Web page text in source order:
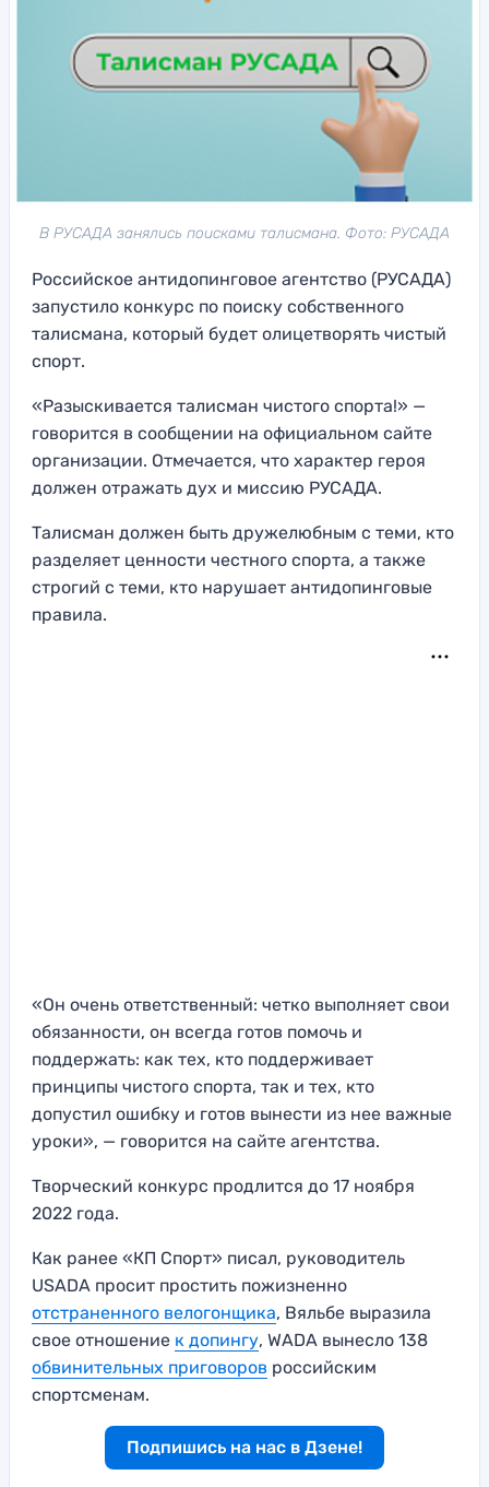
В РУСАДА занялись поисками талисмана. Фото: РУСАДА
Российское антидопинговое агентство (РУСАДА)
запустило конкурс по поиску собственного
талисмана, который будет олицетворять чистый
спорт.
«Разыскивается талисман чистого спорта!» —
говорится в сообщении на официальном сайте
организации. Отмечается, что характер героя
должен отражать дух и миссию РУСАДА.
Талисман должен быть дружелюбным с теми, кто
разделяет ценности честного спорта, а также
строгий с теми, кто нарушает антидопинговые
правила.
«Он очень ответственный: четко выполняет свои
обязанности, он всегда готов помочь и
поддержать: как тех, кто поддерживает
принципы чистого спорта, так и тех, кто
допустил ошибку и готов вынести из нее важные
уроки», — говорится на сайте агентства.
Творческий конкурс продлится до 17 ноября
2022 года.
Как ранее «КП Спорт» писал, руководитель
USADA просит простить пожизненно
отстраненного велогонщика, Вяльбе выразила
свое отношение к допингу, WADA вынесло 138
обвинительных приговоров российским
спортсменам.
Подпишись на нас в Дзене!